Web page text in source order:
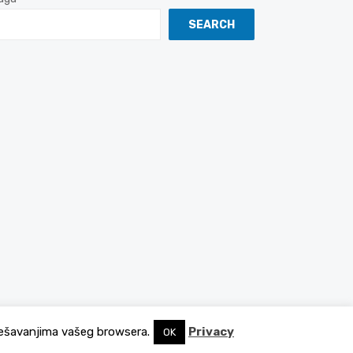
SEARCH
vašeg browsera. OK Privacy